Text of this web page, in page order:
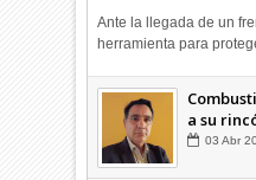
Ante la llegada de un
herramienta para
09 Dic
a su
03 Abr